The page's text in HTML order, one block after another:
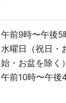
午前9時〜午後5
水曜日（祝日・
始・お盆を除く）
午前10時〜午後